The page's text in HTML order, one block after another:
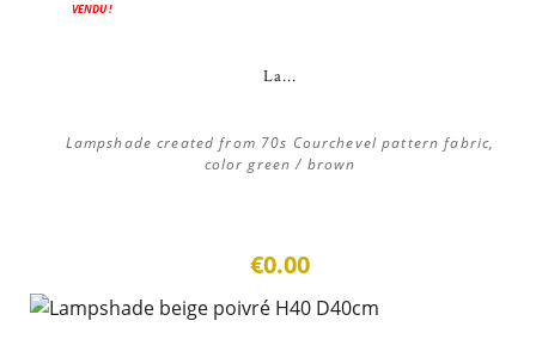
VENDU !
La...
Lampshade created from 70s Courchevel pattern fabric,
color green / brown
€0.00